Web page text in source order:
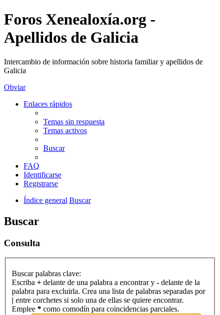
Foros Xenealoxía.org -
Apellidos de Galicia
Intercambio de información sobre historia familiar y apellidos de
Galicia
Obviar
Enlaces rápidos
Temas sin respuesta
Temas activos
Buscar
FAQ
Identificarse
Registrarse
Índice general Buscar
Buscar
Consulta
Buscar palabras clave:
Escriba + delante de una palabra a encontrar y - delante de la
palabra para excluirla. Crea una lista de palabras separadas por
| entre corchetes si solo una de ellas se quiere encontrar.
Emplee * como comodín para coincidencias parciales.